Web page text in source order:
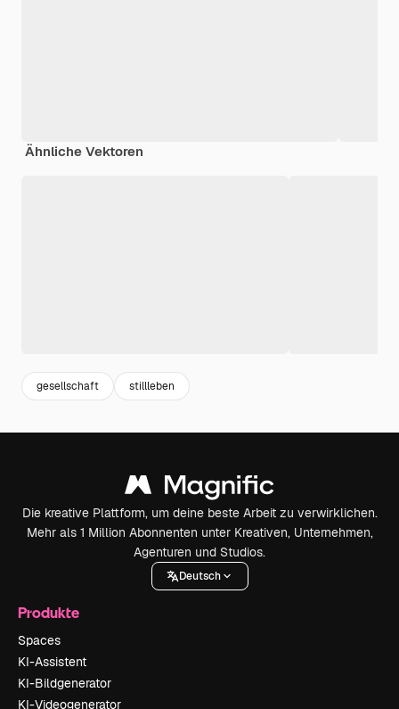
Ähnliche Vektoren
gesellschaft stillleben
Die kreative Plattform, um deine beste Arbeit zu verwirklichen.
Mehr als 1 Million Abonnenten unter Kreativen, Unternehmen,
Agenturen und Studios.
Deutsch
Produkte
Spaces
KI-Assistent
KI-Bildgenerator
KI-Videogenerator